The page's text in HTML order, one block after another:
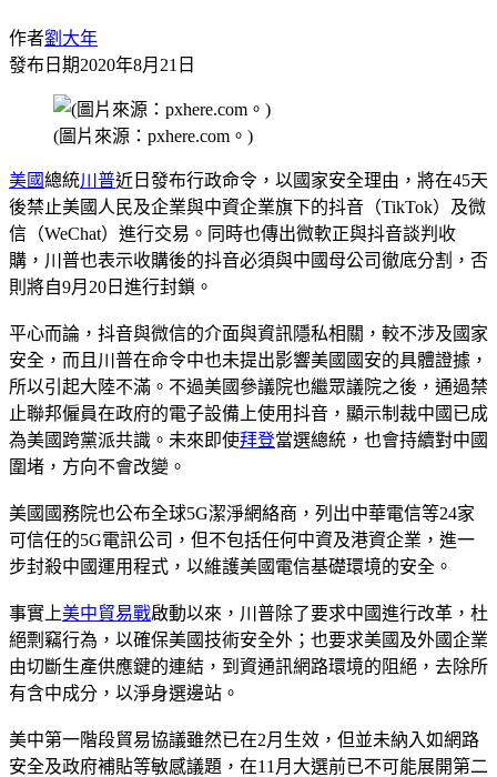
作者劉大年
發布日期2020年8月21日
(圖片來源：pxhere.com。)
美國總統川普近日發布行政命令，以國家安全理由，將在45天
後禁止美國人民及企業與中資企業旗下的抖音（TikTok）及微
信（WeChat）進行交易。同時也傳出微軟正與抖音談判收
購，川普也表示收購後的抖音必須與中國母公司徹底分割，否
則將自9月20日進行封鎖。
平心而論，抖音與微信的介面與資訊隱私相關，較不涉及國家
安全，而且川普在命令中也未提出影響美國國安的具體證據，
所以引起大陸不滿。不過美國參議院也繼眾議院之後，通過禁
止聯邦僱員在政府的電子設備上使用抖音，顯示制裁中國已成
為美國跨黨派共識。未來即使拜登當選總統，也會持續對中國
圍堵，方向不會改變。
美國國務院也公布全球5G潔淨網絡商，列出中華電信等24家
可信任的5G電訊公司，但不包括任何中資及港資企業，進一
步封殺中國運用程式，以維護美國電信基礎環境的安全。
事實上美中貿易戰啟動以來，川普除了要求中國進行改革，杜
絕剽竊行為，以確保美國技術安全外；也要求美國及外國企業
由切斷生產供應鍵的連結，到資通訊網路環境的阻絕，去除所
有含中成分，以淨身選邊站。
美中第一階段貿易協議雖然已在2月生效，但並未納入如網路
安全及政府補貼等敏感議題，在11月大選前已不可能展開第二